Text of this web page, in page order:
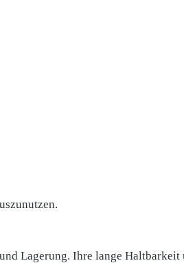
Lagerung. Ihre lange Haltbarkeit